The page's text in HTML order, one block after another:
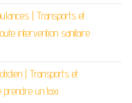
| Transports et
intervention sanitaire
| Transports et
prendre un taxi